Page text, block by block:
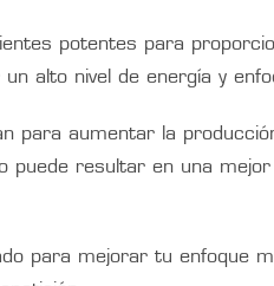
potentes para
alto nivel de energía y
para aumentar la
puede resultar en una
para mejorar tu enfoque